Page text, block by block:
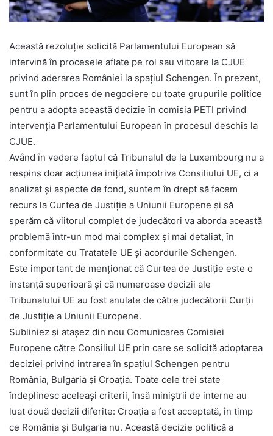
Această rezoluție solicită Parlamentului European să
intervină în procesele aflate pe rol sau viitoare la CJUE
privind aderarea României la spațiul Schengen. În prezent,
sunt în plin proces de negociere cu toate grupurile politice
pentru a adopta această decizie în comisia PETI privind
intervenția Parlamentului European în procesul deschis la
CJUE.
Având în vedere faptul că Tribunalul de la Luxembourg nu a
respins doar acțiunea inițiată împotriva Consiliului UE, ci a
analizat și aspecte de fond, suntem în drept să facem
recurs la Curtea de Justiție a Uniunii Europene și să
sperăm că viitorul complet de judecători va aborda această
problemă într-un mod mai complex și mai detaliat, în
conformitate cu Tratatele UE și acordurile Schengen.
Este important de menționat că Curtea de Justiție este o
instanță superioară și că numeroase decizii ale
Tribunalului UE au fost anulate de către judecătorii Curții
de Justiție a Uniunii Europene.
Subliniez și atașez din nou Comunicarea Comisiei
Europene către Consiliul UE prin care se solicită adoptarea
deciziei privind intrarea în spațiul Schengen pentru
România, Bulgaria și Croația. Toate cele trei state
îndeplinesc aceleași criterii, însă miniștrii de interne au
luat două decizii diferite: Croația a fost acceptată, în timp
ce România și Bulgaria nu. Această decizie politică a